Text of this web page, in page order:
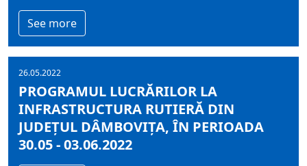
See more
26.05.2022
PROGRAMUL LUCRĂRILOR LA
INFRASTRUCTURA RUTIERĂ DIN
JUDEȚUL DÂMBOVIȚA, ÎN PERIOADA
30.05 - 03.06.2022